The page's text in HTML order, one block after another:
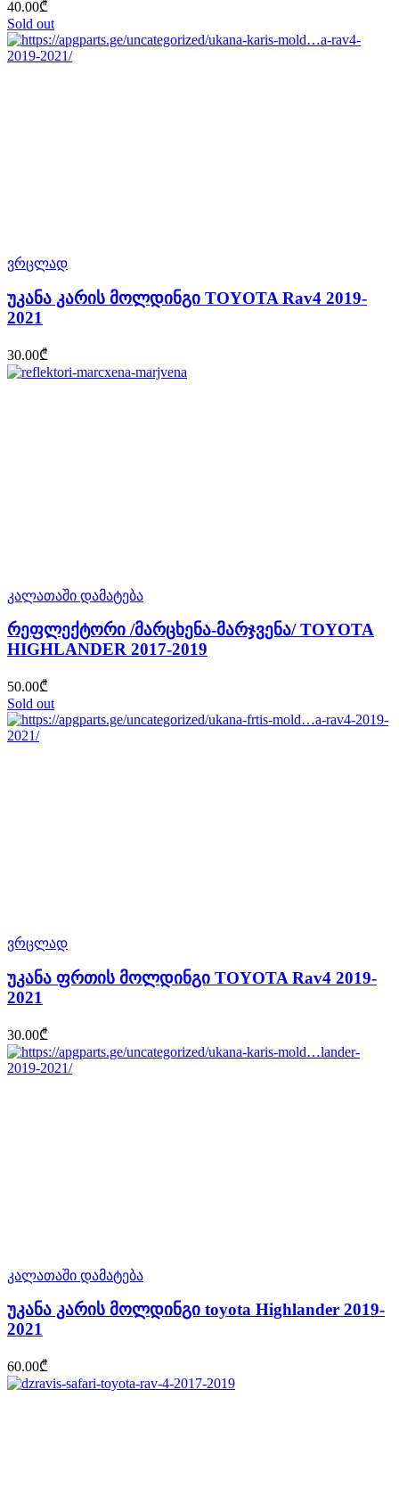
40.00₾
Sold out
ვრცლად
უკანა კარის მოლდინგი TOYOTA Rav4 2019-
2021
30.00₾
კალათაში დამატება
რეფლექტორი /მარცხენა-მარჯვენა/ TOYOTA
HIGHLANDER 2017-2019
50.00₾
Sold out
ვრცლად
უკანა ფრთის მოლდინგი TOYOTA Rav4 2019-
2021
30.00₾
კალათაში დამატება
უკანა კარის მოლდინგი toyota Highlander 2019-
2021
60.00₾